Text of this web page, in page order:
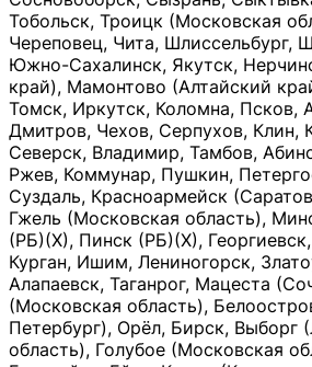
Тобольск, Троицк (Московская
Череповец, Чита, Шлиссельбург,
Южно-Сахалинск, Якутск,
край), Мамонтово (Алтайский
Томск, Иркутск, Коломна, Псков,
Дмитров, Чехов, Серпухов, Клин,
Северск, Владимир, Тамбов,
Ржев, Коммунар, Пушкин,
Суздаль, Красноармейск
Гжель (Московская область),
(РБ)(Х), Пинск (РБ)(Х),
Курган, Ишим, Лениногорск,
Алапаевск, Таганрог, Мацеста
(Московская область),
Петербург), Орёл, Бирск, Выборг
область), Голубое (Московская